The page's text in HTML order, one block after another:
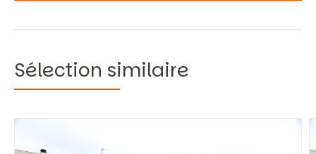
Sélection similaire